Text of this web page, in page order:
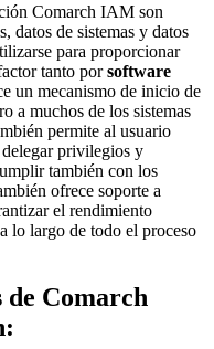
Comarch IAM son
datos de sistemas y datos
para proporcionar
tanto porsoftware
un mecanismo de inicio de
a muchos de los sistemas
permite al usuario
privilegios y
también con los
ofrece soporte a
el rendimiento
lo largo de todo el proceso
Comarch